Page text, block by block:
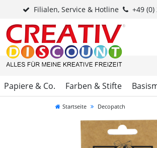
Filialen, Service & Hotline +49
Papiere & Co.
Farben & Stifte
Startseite Decopatch